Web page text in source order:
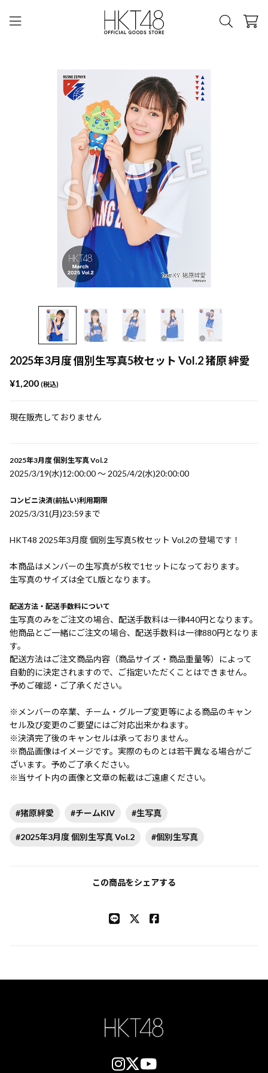
2025年3月度 個別生写真5枚セット Vol.2 猪原 絆愛
¥1,200 (税込)
現在販売しておりません
2025年3月度 個別生写真 Vol.2
2025/3/19(水)12:00:00 〜 2025/4/2(水)20:00:00
コンビニ決済(前払い)利用期限
2025/3/31(月)23:59まで
HKT48 2025年3月度 個別生写真5枚セット Vol.2の登場です！
本商品はメンバーの生写真が5枚で1セットになっております。
生写真のサイズは全てL版となります。
配送方法・配送手数料について
生写真のみをご注文の場合、配送手数料は一律440円となります。
他商品とご一緒にご注文の場合、配送手数料は一律880円となりま
す。
配送方法はご注文商品内容（商品サイズ・商品重量等）によって
自動的に決定されますので、ご指定いただくことはできません。
予めご確認・ご了承ください。
※メンバーの卒業、チーム・グループ変更等による商品のキャン
セル及び変更のご要望にはご対応出来かねます。
※決済完了後のキャンセルは承っておりません。
※商品画像はイメージです。実際のものとは若干異なる場合がご
ざいます。予めご了承ください。
※当サイト内の画像と文章の転載はご遠慮ください。
#猪原絆愛 #チームKIV #生写真
#2025年3月度 個別生写真 Vol.2 #個別生写真
この商品をシェアする